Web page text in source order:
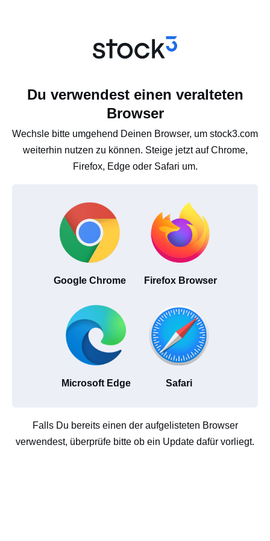
Du verwendest einen veralteten
Browser
Wechsle bitte umgehend Deinen Browser, um stock3.com
weiterhin nutzen zu können. Steige jetzt auf Chrome,
Firefox, Edge oder Safari um.
Google Chrome Firefox Browser
Microsoft Edge Safari
Falls Du bereits einen der aufgelisteten Browser
verwendest, überprüfe bitte ob ein Update dafür vorliegt.